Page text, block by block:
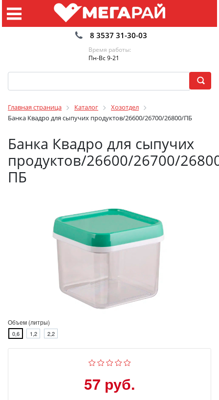
8 3537 31-30-03
Время работы:
Пн-Вс 9-21
Главная страница Каталог
Хозотдел
Банка Квадро для сыпучих продуктов/26600/26700/26800/ПБ
Банка Квадро для сыпучих
продуктов/26600/26700/
ПБ
Объем (литры)
0,6 1,2 2,2
57 руб.